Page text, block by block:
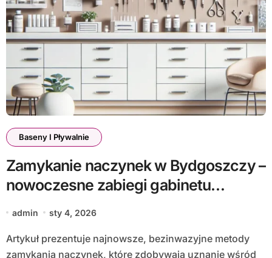
Baseny I Pływalnie
Zamykanie naczynek w Bydgoszczy –
nowoczesne zabiegi gabinetu
admin sty 4, 2026
Artykuł prezentuje najnowsze, bezinwazyjne metody
zamykania naczynek, które zdobywają uznanie wśród